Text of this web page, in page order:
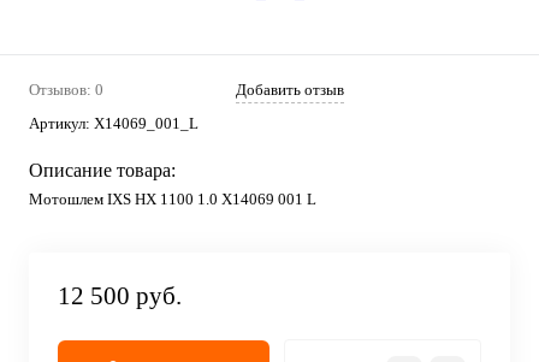
Отзывов: 0
Добавить отзыв
Артикул: X14069_001_L
Описание товара:
Мотошлем IXS HX 1100 1.0 X14069 001 L
12 500 руб.